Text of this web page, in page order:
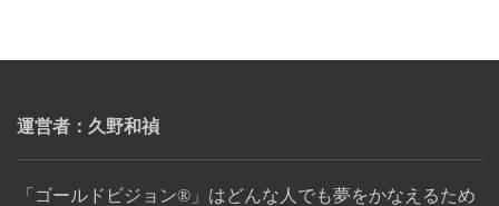
運営者：久野和禎
「ゴールドビジョン®」はどんな人でも夢をかなえるため